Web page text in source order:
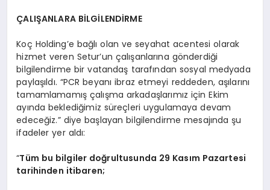
ÇALIŞANLARA BİLGİLENDİRME
Koç Holding’e bağlı olan ve seyahat acentesi olarak
hizmet veren Setur’un çalışanlarına gönderdiği
bilgilendirme bir vatandaş tarafından sosyal medyada
paylaşıldı. “PCR beyanı ibraz etmeyi reddeden, aşılarını
tamamlamamış çalışma arkadaşlarımız için Ekim
ayında beklediğimiz süreçleri uygulamaya devam
edeceğiz.” diye başlayan bilgilendirme mesajında şu
ifadeler yer aldı:
“Tüm bu bilgiler doğrultusunda 29 Kasım Pazartesi
tarihinden itibaren;